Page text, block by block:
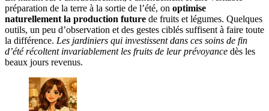
préparation de la terre à la sortie de l’été, on optimise
naturellement la production future de fruits et légumes. Quelques
outils, un peu d’observation et des gestes ciblés suffisent à faire toute
la différence. Les jardiniers qui investissent dans ces soins de fin
d’été récoltent invariablement les fruits de leur prévoyance dès les
beaux jours revenus.